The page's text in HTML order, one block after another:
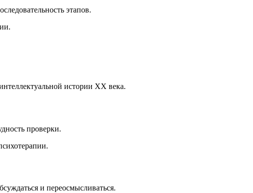
этапов.
истории XX века.
проверки.
и переосмысливаться.